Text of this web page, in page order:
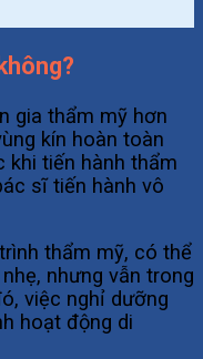
gia thẩm mỹ hơn
kín hoàn toàn
khi tiến hành thẩm
sĩ tiến hành vô
thẩm mỹ, có thể
nhưng vẫn trong
việc nghỉ dưỡng
hoạt động di